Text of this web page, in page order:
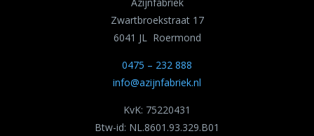
Zwartbroekstraat 17
6041 JL Roermond
0475 – 232 888
info@azijnfabriek.nl
KvK: 75220431
Btw-id: NL.8601.93.329.B01